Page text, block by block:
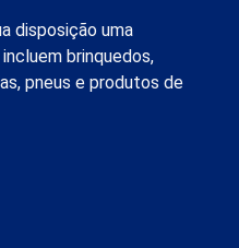
disposição uma
brinquedos,
pneus e produtos de